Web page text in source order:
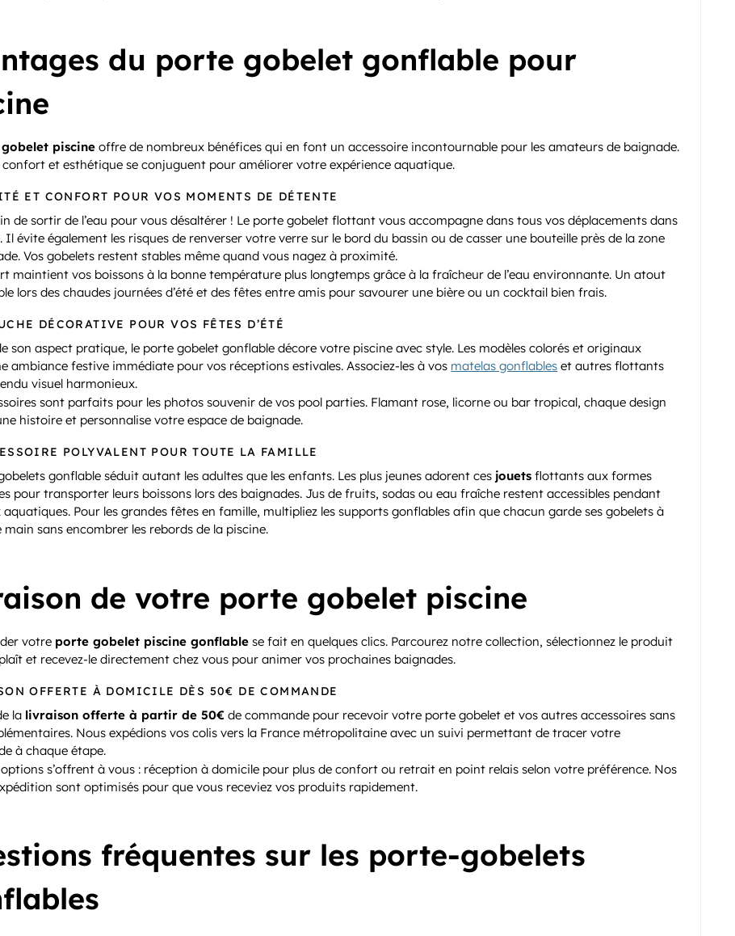
du porte gobelet gonflable pour
piscine offre de nombreux bénéfices qui en font un accessoire incontournable pour les amateurs de baignade.
et esthétique se conjuguent pour améliorer votre expérience aquatique.
ET CONFORT POUR VOS MOMENTS DE DÉTENTE
de sortir de l’eau pour vous désaltérer ! Le porte gobelet flottant vous accompagne dans tous vos déplacements dans
Il évite également les risques de renverser votre verre sur le bord du bassin ou de casser une bouteille près de la zone
Vos gobelets restent stables même quand vous nagez à proximité.
maintient vos boissons à la bonne température plus longtemps grâce à la fraîcheur de l’eau environnante. Un atout
lors des chaudes journées d’été et des fêtes entre amis pour savourer une bière ou un cocktail bien frais.
DÉCORATIVE POUR VOS FÊTES D’ÉTÉ
son aspect pratique, le porte gobelet gonflable décore votre piscine avec style. Les modèles colorés et originaux
ambiance festive immédiate pour vos réceptions estivales. Associez-les à vos matelas gonflables et autres flottants
visuel harmonieux.
sont parfaits pour les photos souvenir de vos pool parties. Flamant rose, licorne ou bar tropical, chaque design
histoire et personnalise votre espace de baignade.
POLYVALENT POUR TOUTE LA FAMILLE
gonflable séduit autant les adultes que les enfants. Les plus jeunes adorent ces jouets flottants aux formes
pour transporter leurs boissons lors des baignades. Jus de fruits, sodas ou eau fraîche restent accessibles pendant
aquatiques. Pour les grandes fêtes en famille, multipliez les supports gonflables afin que chacun garde ses gobelets à
main sans encombrer les rebords de la piscine.
de votre porte gobelet piscine
votre porte gobelet piscine gonflable se fait en quelques clics. Parcourez notre collection, sélectionnez le produit
et recevez-le directement chez vous pour animer vos prochaines baignades.
OFFERTE À DOMICILE DÈS 50€ DE COMMANDE
la livraison offerte à partir de 50€ de commande pour recevoir votre porte gobelet et vos autres accessoires sans
Nous expédions vos colis vers la France métropolitaine avec un suivi permettant de tracer votre
à chaque étape.
options s’offrent à vous : réception à domicile pour plus de confort ou retrait en point relais selon votre préférence. Nos
sont optimisés pour que vous receviez vos produits rapidement.
fréquentes sur les porte-gobelets